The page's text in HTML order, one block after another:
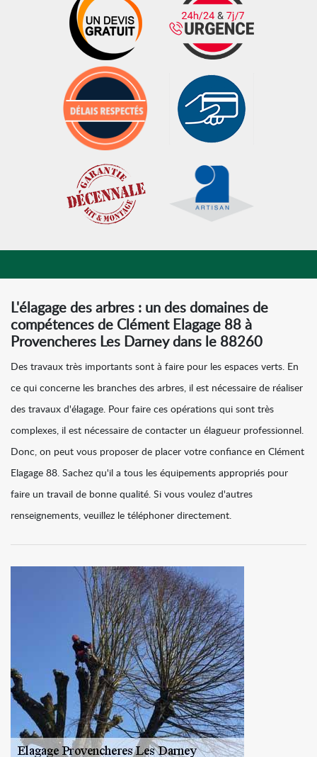
L'élagage des arbres : un des domaines de
compétences de Clément Elagage 88 à
Provencheres Les Darney dans le 88260
Des travaux très importants sont à faire pour les espaces verts. En
ce qui concerne les branches des arbres, il est nécessaire de réaliser
des travaux d'élagage. Pour faire ces opérations qui sont très
complexes, il est nécessaire de contacter un élagueur professionnel.
Donc, on peut vous proposer de placer votre confiance en Clément
Elagage 88. Sachez qu'il a tous les équipements appropriés pour
faire un travail de bonne qualité. Si vous voulez d'autres
renseignements, veuillez le téléphoner directement.